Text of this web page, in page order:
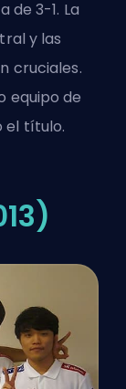
de 3-1. La
y las
cruciales.
equipo de
el título.